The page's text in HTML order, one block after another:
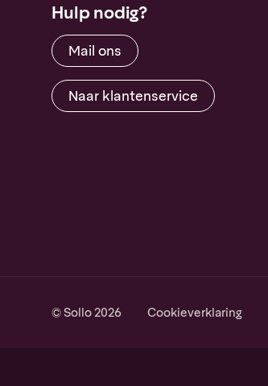
Hulp nodig?
Mail ons
Naar klantenservice
© Sollo 2026 Cookieverklaring